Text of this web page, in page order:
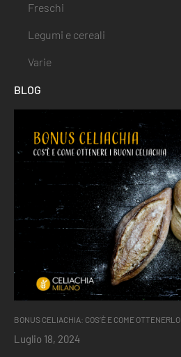
Freschi
Legumi e cereali
Varie
BLOG
BONUS CELIACHIA: COS’È E COME OTTENERLO
Luglio 18, 2024